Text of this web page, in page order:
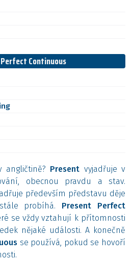
Continuous
angličtině? Present vyjadřuje v
obecnou pravdu a stav.
především představu děje
probíhá. Present Perfect
se vždy vztahují k přítomnosti
nějaké události. A konečně
se používá, pokud se hovoří